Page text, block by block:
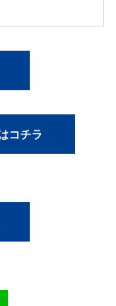
コチラ